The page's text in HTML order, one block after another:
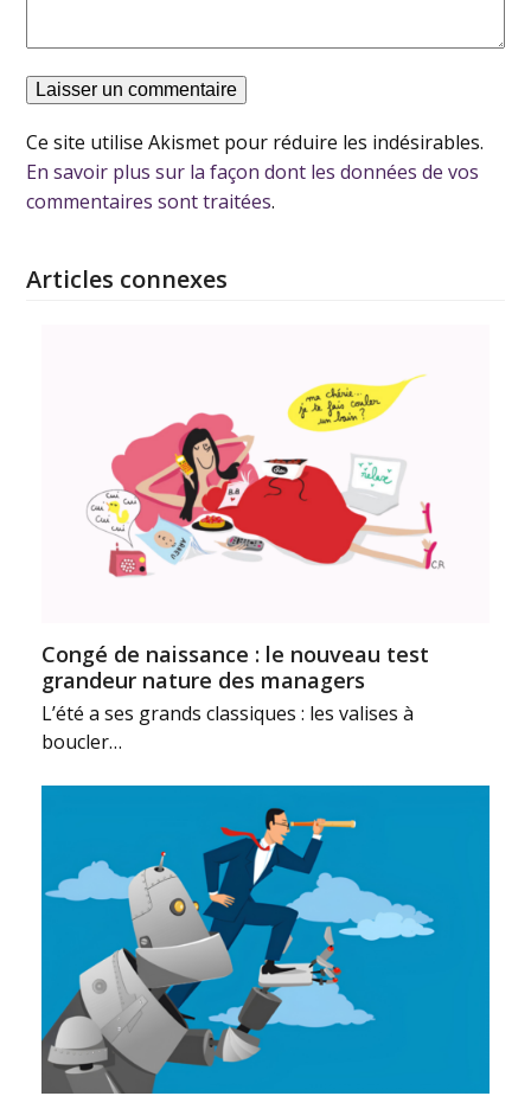
Ce site utilise Akismet pour réduire les indésirables.
En savoir plus sur la façon dont les données de vos
commentaires sont traitées.
Articles connexes
Congé de naissance : le nouveau test
grandeur nature des managers
L’été a ses grands classiques : les valises à
boucler…